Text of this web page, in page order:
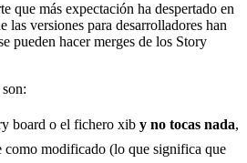
que más expectación ha despertado en
las versiones para desarrolladores han
pueden hacer merges de los Story
board o el fichero xib y no tocas nada,
como modificado (lo que significa que